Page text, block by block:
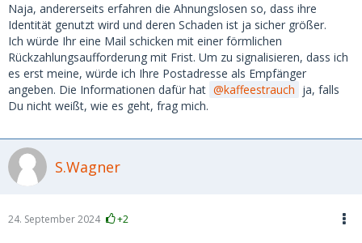
Naja, andererseits erfahren die Ahnungslosen so, dass ihre
Identität genutzt wird und deren Schaden ist ja sicher größer.
Ich würde Ihr eine Mail schicken mit einer förmlichen
Rückzahlungsaufforderung mit Frist. Um zu signalisieren, dass ich
es erst meine, würde ich Ihre Postadresse als Empfänger
angeben. Die Informationen dafür hat
kaffeestrauch ja, falls
Du nicht weißt, wie es geht, frag mich.
S.Wagner
24. September 2024 +2